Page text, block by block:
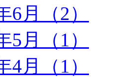
6月（2）
5月（1）
4月（1）